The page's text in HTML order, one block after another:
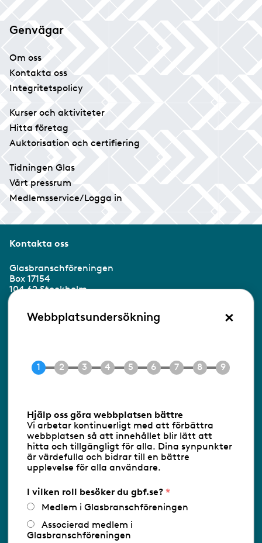
Genvägar
Om oss
Kontakta oss
Integritetspolicy
Kurser och aktiviteter
Hitta företag
Auktorisation och certifiering
Tidningen Glas
Vårt pressrum
Medlemsservice/Logga in
Kontakta oss
Glasbranschföreningen
Box 17154
104 62 Stockholm
Besöksadress:
Ringvägen 100
E-post info@gbf.se
Följ oss via RSS
Databasens namn:www.gbf.se-
Glasbranschföreningen AB - Ansvarig
utgivare: Sofia Wahlgren
Webbplatsundersökning ×
Hjälp oss göra webbplatsen bättre
Vi arbetar kontinuerligt med att förbättra
webbplatsen så att innehållet blir lätt att
hitta och tillgängligt för alla. Dina synpunkter
är värdefulla och bidrar till en bättre
upplevelse för alla användare.
I vilken roll besöker du gbf.se?
Medlem i Glasbranschföreningen
Associerad medlem i
Glasbranschföreningen